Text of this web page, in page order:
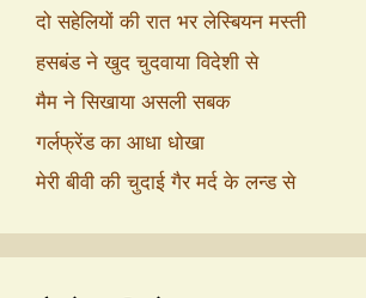
दो सहेलियों की रात भर लेस्बियन मस्ती
हसबंड ने खुद चुदवाया विदेशी से
मैम ने सिखाया असली सबक
गर्लफ्रेंड का आधा धोखा
मेरी बीवी की चुदाई गैर मर्द के लन्ड से